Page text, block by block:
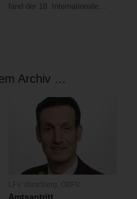
fand der 18. Internationale…
Archiv …
Amtsantritt